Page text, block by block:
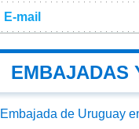
E-mail
EMBAJADAS
Embajada de Uruguay